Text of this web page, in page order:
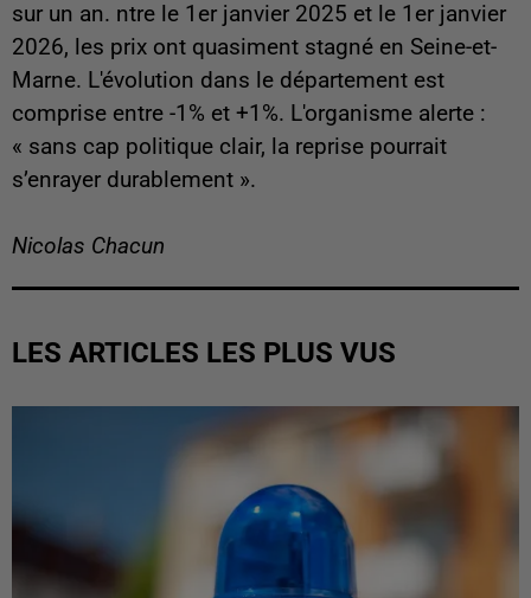
sur un an. ntre le 1er janvier 2025 et le 1er janvier
2026, les prix ont quasiment stagné en Seine-et-
Marne. L'évolution dans le département est
comprise entre -1% et +1%. L'organisme alerte :
« sans cap politique clair, la reprise pourrait
s’enrayer durablement ».
Nicolas Chacun
LES ARTICLES LES PLUS VUS